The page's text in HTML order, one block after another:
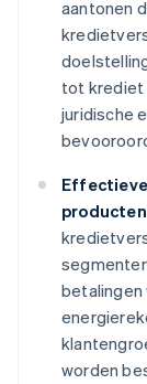
aantonen
tot krediet
juridische
betalingen
worden